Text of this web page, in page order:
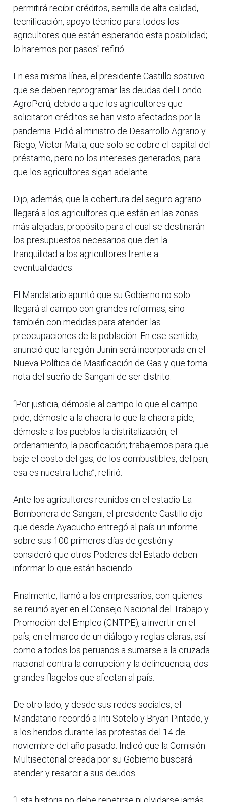
permitirá recibir créditos, semilla de alta calidad,
tecnificación, apoyo técnico para todos los
agricultores que están esperando esta posibilidad;
lo haremos por pasos" refirió.
En esa misma línea, el presidente Castillo sostuvo
que se deben reprogramar las deudas del Fondo
AgroPerú, debido a que los agricultores que
solicitaron créditos se han visto afectados por la
pandemia. Pidió al ministro de Desarrollo Agrario y
Riego, Víctor Maita, que solo se cobre el capital del
préstamo, pero no los intereses generados, para
que los agricultores sigan adelante.
Dijo, además, que la cobertura del seguro agrario
llegará a los agricultores que están en las zonas
más alejadas, propósito para el cual se destinarán
los presupuestos necesarios que den la
tranquilidad a los agricultores frente a
eventualidades.
El Mandatario apuntó que su Gobierno no solo
llegará al campo con grandes reformas, sino
también con medidas para atender las
preocupaciones de la población. En ese sentido,
anunció que la región Junín será incorporada en el
Nueva Política de Masificación de Gas y que toma
nota del sueño de Sangani de ser distrito.
“Por justicia, démosle al campo lo que el campo
pide, démosle a la chacra lo que la chacra pide,
démosle a los pueblos la distritalización, el
ordenamiento, la pacificación; trabajemos para que
baje el costo del gas, de los combustibles, del pan,
esa es nuestra lucha”, refirió.
Ante los agricultores reunidos en el estadio La
Bombonera de Sangani, el presidente Castillo dijo
que desde Ayacucho entregó al país un informe
sobre sus 100 primeros días de gestión y
consideró que otros Poderes del Estado deben
informar lo que están haciendo.
Finalmente, llamó a los empresarios, con quienes
se reunió ayer en el Consejo Nacional del Trabajo y
Promoción del Empleo (CNTPE), a invertir en el
país, en el marco de un diálogo y reglas claras; así
como a todos los peruanos a sumarse a la cruzada
nacional contra la corrupción y la delincuencia, dos
grandes flagelos que afectan al país.
De otro lado, y desde sus redes sociales, el
Mandatario recordó a Inti Sotelo y Bryan Pintado, y
a los heridos durante las protestas del 14 de
noviembre del año pasado. Indicó que la Comisión
Multisectorial creada por su Gobierno buscará
atender y resarcir a sus deudos.